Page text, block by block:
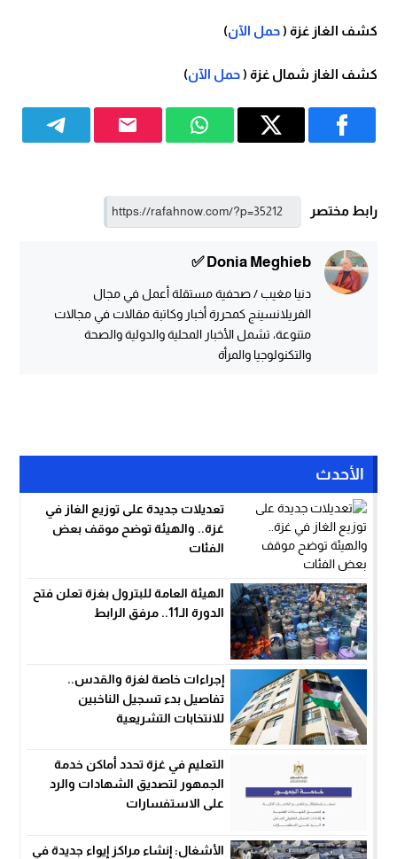
كشف الغاز غزة (حمل الآن)
كشف الغاز شمال غزة (حمل الآن)
رابط مختصر
Donia Meghieb ✅
دنيا مغيب / صحفية مستقلة أعمل في مجال
الفريلانسينج كمحررة أخبار وكاتبة مقالات في مجالات
متنوعة، تشمل الأخبار المحلية والدولية والصحة
والتكنولوجيا والمرأة
الأحدث
تعديلات جديدة على توزيع الغاز في
غزة.. والهيئة توضح موقف بعض
الفئات
الهيئة العامة للبترول بغزة تعلن فتح
الدورة الـ11.. مرفق الرابط
إجراءات خاصة لغزة والقدس..
تفاصيل بدء تسجيل الناخبين
للانتخابات التشريعية
التعليم في غزة تحدد أماكن خدمة
الجمهور لتصديق الشهادات والرد
على الاستفسارات
الأشغال: إنشاء مراكز إيواء جديدة في